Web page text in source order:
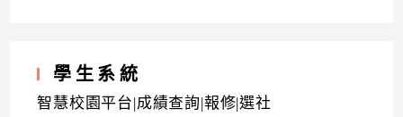
學生系統
智慧校園平台|成績查詢|報修|選社